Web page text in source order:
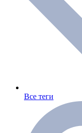
Все теги